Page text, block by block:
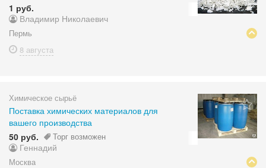
1 руб.
Владимир Николаевич
Пермь
8 августа
Химическое сырьё
Поставка химических материалов для
вашего производства
50 руб.
Торг возможен
Геннадий
Москва